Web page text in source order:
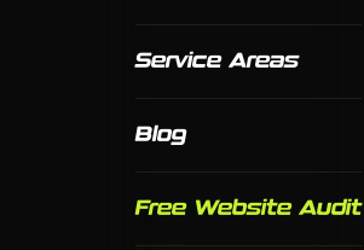
Service Areas
Blog
Free Website Audit